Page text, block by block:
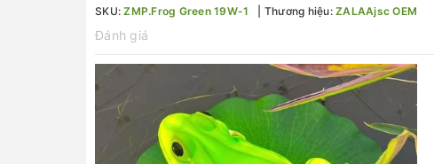
SKU:ZMP.Frog Green 19W-1 Thương hiệu: ZALAAjsc OEM
Đánh giá